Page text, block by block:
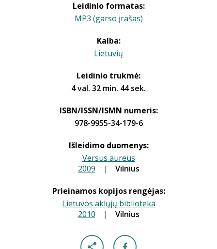
Leidinio formatas:
MP3 (garso įrašas)
Kalba:
Lietuvių
Leidinio trukmė:
4 val. 32 min. 44 sek.
ISBN/ISSN/ISMN numeris:
978-9955-34-179-6
Išleidimo duomenys:
Versus aureus
2009 | Vilnius
Prieinamos kopijos rengėjas:
Lietuvos aklųjų biblioteka
2010 | Vilnius